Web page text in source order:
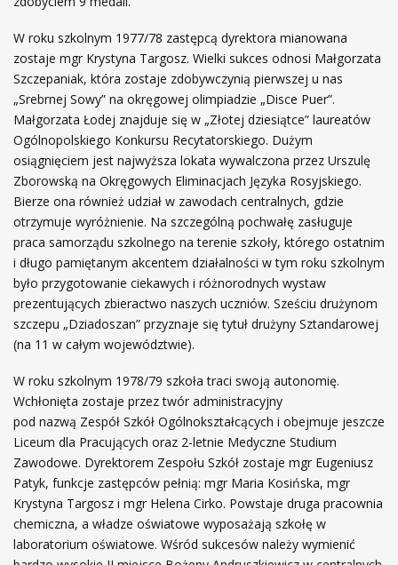
W roku szkolnym 1977/78 zastępcą dyrektora mianowana
zostaje mgr Krystyna Targosz. Wielki sukces odnosi Małgorzata
Szczepaniak, która zostaje zdobywczynią pierwszej u nas
„Srebrnej Sowy” na okręgowej olimpiadzie „Disce Puer”.
Małgorzata Łodej znajduje się w „Złotej dziesiątce” laureatów
Ogólnopolskiego Konkursu Recytatorskiego. Dużym
osiągnięciem jest najwyższa lokata wywalczona przez Urszulę
Zborowską na Okręgowych Eliminacjach Języka Rosyjskiego.
Bierze ona również udział w zawodach centralnych, gdzie
otrzymuje wyróżnienie. Na szczególną pochwałę zasługuje
praca samorządu szkolnego na terenie szkoły, którego ostatnim
i długo pamiętanym akcentem działalności w tym roku szkolnym
było przygotowanie ciekawych i różnorodnych wystaw
prezentujących zbieractwo naszych uczniów. Sześciu drużynom
szczepu „Dziadoszan” przyznaje się tytuł drużyny Sztandarowej
(na 11 w całym województwie).
W roku szkolnym 1978/79 szkoła traci swoją autonomię.
Wchłonięta zostaje przez twór administracyjny
pod nazwą Zespół Szkół Ogólnokształcących i obejmuje jeszcze
Liceum dla Pracujących oraz 2-letnie Medyczne Studium
Zawodowe. Dyrektorem Zespołu Szkół zostaje mgr Eugeniusz
Patyk, funkcje zastępców pełnią: mgr Maria Kosińska, mgr
Krystyna Targosz i mgr Helena Cirko. Powstaje druga pracownia
chemiczna, a władze oświatowe wyposażają szkołę w
laboratorium oświatowe. Wśród sukcesów należy wymienić